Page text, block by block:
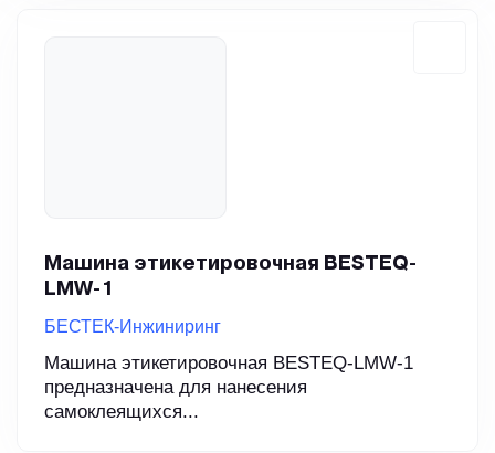
Машина этикетировочная BESTEQ-
LMW-1
БЕСТЕК-Инжиниринг
Машина этикетировочная BESTEQ-LMW-1
предназначена для нанесения
самоклеящихся...